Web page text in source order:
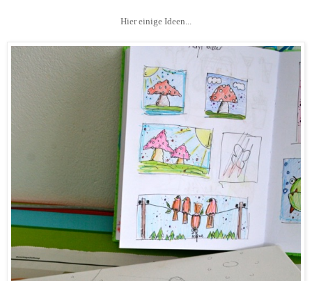
Hier einige Ideen...